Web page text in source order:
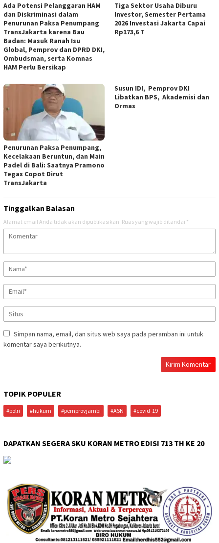
Ada Potensi Pelanggaran HAM
dan Diskriminasi dalam
Penurunan Paksa Penumpang
TransJakarta karena Bau
Badan: Masuk Ranah Isu
Global, Pemprov dan DPRD DKI,
Ombudsman, serta Komnas
HAM Perlu Bersikap
Tiga Sektor Usaha Diburu
Investor, Semester Pertama
2026 Investasi Jakarta Capai
Rp173,6 T
Penurunan Paksa Penumpang,
Kecelakaan Beruntun, dan Main
Padel di Bali: Saatnya Pramono
Tegas Copot Dirut
TransJakarta
Susun IDI, Pemprov DKI
Libatkan BPS, Akademisi dan
Ormas
Tinggalkan Balasan
Alamat email Anda tidak akan dipublikasikan. Ruas yang wajib ditandai *
Simpan nama, email, dan situs web saya pada peramban ini untuk
komentar saya berikutnya.
TOPIK POPULER
#polri #hukum #pemprovjambi #ASN #covid-19
DAPATKAN SEGERA SKU KORAN METRO EDISI 713 TH KE 20